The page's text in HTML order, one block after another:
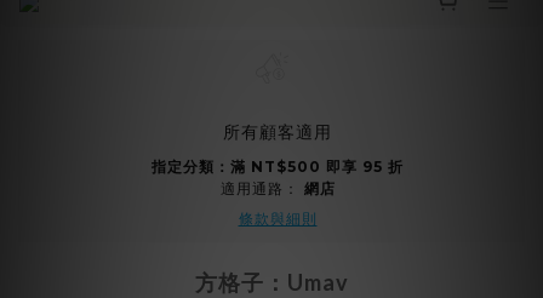
所有顧客適用
指定分類：滿 NT$500 即享 95 折
適用通路： 網店
條款與細則
方格子：Umav